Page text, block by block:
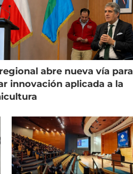
abre nueva vía para
innovación aplicada a la